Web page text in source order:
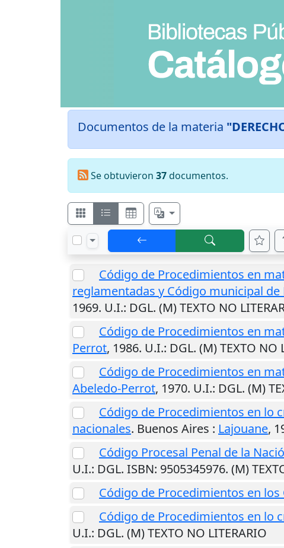
Documentos de la materia
Se obtuvieron 37documentos.
Código de Procedimientos en
reglamentadas y Código municipal
1969. U.I.: DGL. (M) TEXTO NO
Código de Procedimientos en
Perrot, 1986. U.I.: DGL. (M) TEXTO NO
Código de Procedimientos en
Abeledo-Perrot, 1970. U.I.: DGL. (M)
Código de Procedimientos en lo
nacionales. Buenos Aires : Lajouane,
Código Procesal Penal de la
U.I.: DGL. ISBN: 9505345976. (M)
Código de Procedimientos en los
Código de Procedimientos en lo
U.I.: DGL. (M) TEXTO NO LITERARIO